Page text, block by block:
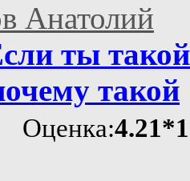
Анатолий
ты такой
такой
Оценка: